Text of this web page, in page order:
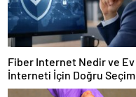
Fiber Internet Nedir ve Ev
İnterneti İçin Doğru Seçim
Nasıl Yapılır